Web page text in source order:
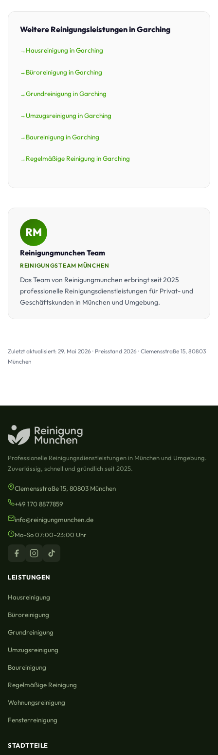
Weitere Reinigungsleistungen in Garching
Hausreinigung in Garching
Büroreinigung in Garching
Grundreinigung in Garching
Umzugsreinigung in Garching
Baureinigung in Garching
Regelmäßige Reinigung in Garching
RM
Reinigungmunchen Team
REINIGUNGSTEAM MÜNCHEN
Das Team von Reinigungmunchen erbringt seit 2025
professionelle Reinigungsdienstleistungen für Privat- und
Geschäftskunden in München und Umgebung.
Zuletzt aktualisiert: 29. Mai 2026 · Preisstand 2026 · Clemensstraße 15, 80803
München
Professionelle Reinigungsdienstleistungen in München und Umgebung.
Zuverlässig, schnell und gründlich seit 2025.
Clemensstraße 15, 80803 München
+49 170 8877859
info@reinigungmunchen.de
Mo–So 07:00–23:00 Uhr
LEISTUNGEN
Hausreinigung
Büroreinigung
Grundreinigung
Umzugsreinigung
Baureinigung
Regelmäßige Reinigung
Wohnungsreinigung
Fensterreinigung
STADTTEILE